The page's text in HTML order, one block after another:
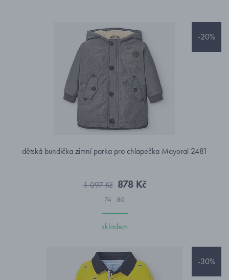
-20%
dětská bundička zimní parka pro chlapečka Mayoral 2481
1 097 Kč 878 Kč
74 80
skladem
-30%